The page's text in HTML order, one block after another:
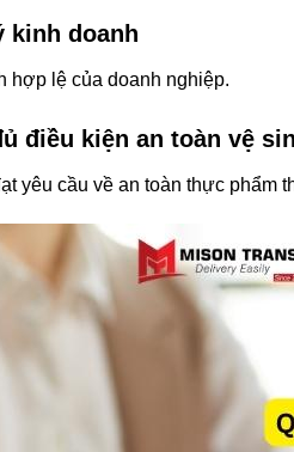
kinh doanh
hợp lệ của doanh nghiệp.
điều kiện an toàn vệ
yêu cầu về an toàn thực phẩm